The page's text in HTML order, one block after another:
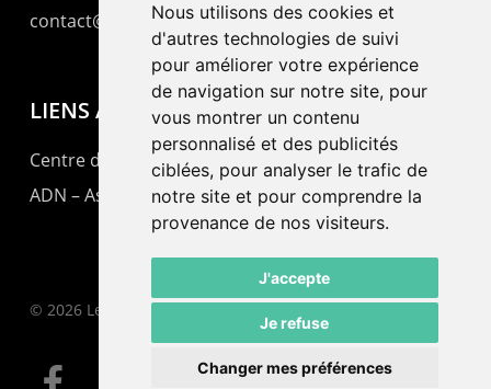
Nous utilisons des cookies et
d'autres technologies de suivi
pour améliorer votre expérience
de navigation sur notre site, pour
vous montrer un contenu
personnalisé et des publicités
ciblées, pour analyser le trafic de
notre site et pour comprendre la
provenance de nos visiteurs.
J'accepte
Je refuse
Changer mes préférences
contact@lepommier.ch
LIENS AMIS
Centre de culture ABC
ADN – Association Danse Neuchâtel
© 2026 Le Pommier.
facebook email